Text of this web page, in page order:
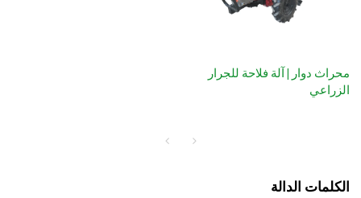
محراث دوار | آلة فلاحة للجرار
الزراعي
الكلمات الدالة